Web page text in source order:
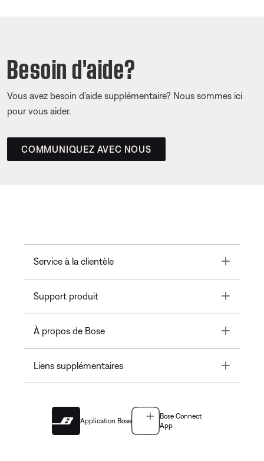
Besoin d’aide?
Vous avez besoin d’aide supplémentaire? Nous sommes ici
pour vous aider.
COMMUNIQUEZ AVEC NOUS
Service à la clientèle Toggle
Support produit Toggle
À propos de Bose Toggle
Liens supplémentaires Toggle
Application Bose
Bose Connect
App